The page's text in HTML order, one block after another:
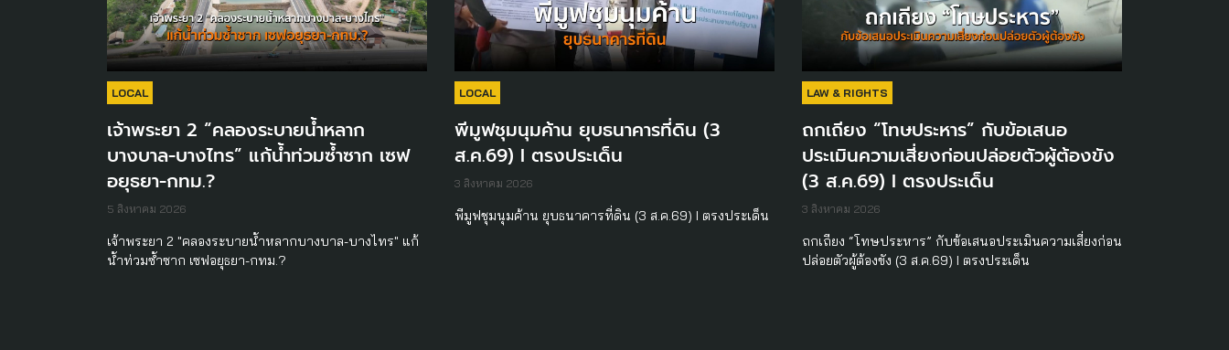
LOCAL
เจ้าพระยา 2 “คลองระบายน้ำหลาก
บางบาล-บางไทร” แก้น้ำท่วมซ้ำซาก เซฟ
อยุธยา-กทม.?
5 สิงหาคม 2026
เจ้าพระยา 2 "คลองระบายน้ำหลากบางบาล-บางไทร" แก้
น้ำท่วมซ้ำซาก เซฟอยุธยา-กทม.?
LOCAL
พีมูฟชุมนุมค้าน ยุบธนาคารที่ดิน (3
ส.ค.69) I ตรงประเด็น
3 สิงหาคม 2026
พีมูฟชุมนุมค้าน ยุบธนาคารที่ดิน (3 ส.ค.69) I ตรงประเด็น
LAW & RIGHTS
ถกเถียง “โทษประหาร” กับข้อเสนอ
ประเมินความเสี่ยงก่อนปล่อยตัวผู้ต้องขัง
(3 ส.ค.69) I ตรงประเด็น
3 สิงหาคม 2026
ถกเถียง “โทษประหาร” กับข้อเสนอประเมินความเสี่ยงก่อน
ปล่อยตัวผู้ต้องขัง (3 ส.ค.69) I ตรงประเด็น